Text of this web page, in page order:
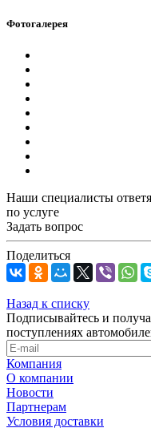
Фотогалерея
Наши специалисты
по услуге
Задать вопрос
Поделиться
Назад к списку
Подписывайтесь и
поступлениях
Компания
О компании
Новости
Партнерам
Условия доставки